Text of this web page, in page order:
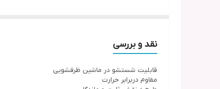
۶ عدد پیاله (کاسه ماست یا سوپ‌خوری کوچک)
۶ عدد فنجان (یا ماگ یا پیاله دیگر بسته به مدل)
نقد و بررسی
قابلیت شستشو در ماشین ظرفشویی
مقاوم دربرابر حرارت